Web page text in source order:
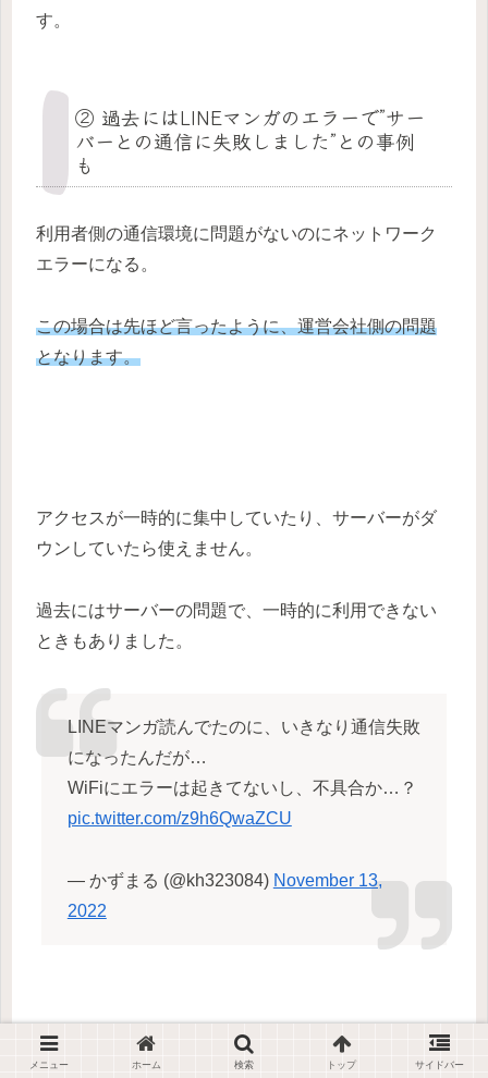
す。
② 過去にはLINEマンガのエラーで”サー
バーとの通信に失敗しました”との事例
も
利用者側の通信環境に問題がないのにネットワーク
エラーになる。
この場合は先ほど言ったように、運営会社側の問題
となります。
アクセスが一時的に集中していたり、サーバーがダ
ウンしていたら使えません。
過去にはサーバーの問題で、一時的に利用できない
ときもありました。
LINEマンガ読んでたのに、いきなり通信失敗
になったんだが…
WiFiにエラーは起きてないし、不具合か…？
pic.twitter.com/z9h6QwaZCU
— かずまる (@kh323084) November 13,
2022
メニュー ホーム 検索 トップ サイドバー